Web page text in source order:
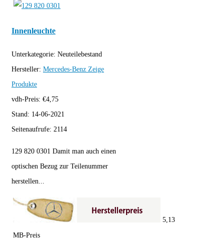
Innenleuchte
Unterkategorie: Neuteilebestand
Hersteller: Mercedes-Benz Zeige
Produkte
vdh-Preis: €4,75
Stand: 14-06-2021
Seitenaufrufe: 2114
129 820 0301 Damit man auch einen
optischen Bezug zur Teilenummer
herstellen...
MB-Preis
5,13